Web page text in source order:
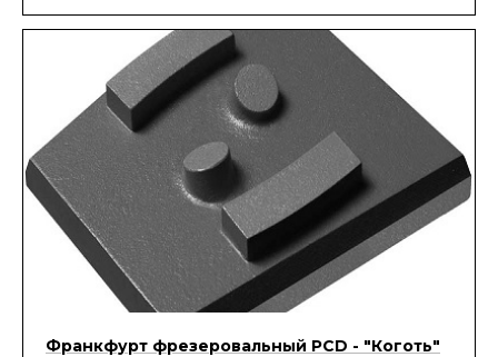
Франкфурт фрезеровальный PCD - "Коготь"